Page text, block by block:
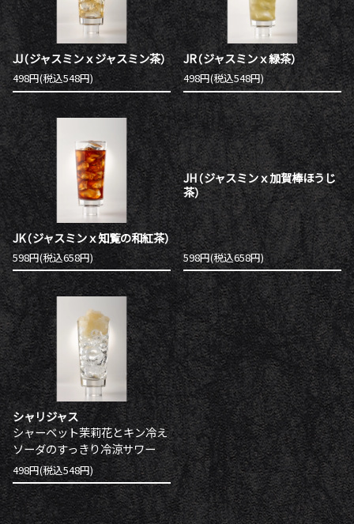
JJ（ジャスミンｘジャスミン茶）
498円(税込548円)
JR（ジャスミンｘ緑茶）
498円(税込548円)
JK（ジャスミンｘ知覧の和紅茶）
598円(税込658円)
JH（ジャスミンｘ加賀棒ほうじ
茶）
598円(税込658円)
シャリジャス
シャーベット茉莉花とキン冷え
ソーダのすっきり冷涼サワー
498円(税込548円)